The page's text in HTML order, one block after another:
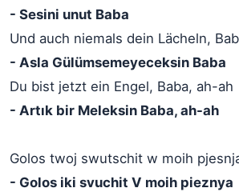
- Sesini unut Baba
Und auch niemals dein Lächeln,
- Asla Gülümsemeyeceksin Baba
Du bist jetzt ein Engel, Baba, ah-ah
- Artık bir Meleksin Baba, ah-ah
Golos twoj swutschit w moih
- Golos iki svuchit V moih pieznya